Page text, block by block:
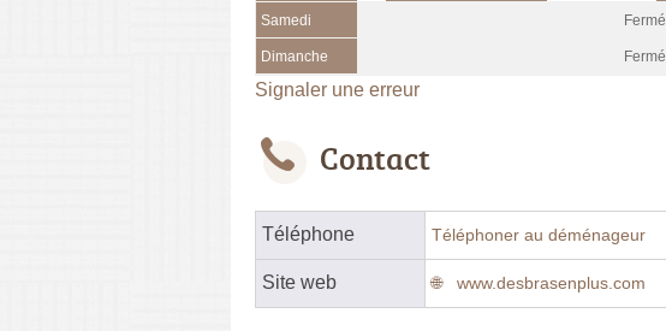
Samedi Fermé
Dimanche Fermé
Signaler une erreur
Contact
Téléphone Téléphoner au déménageur
Site web www.desbrasenplus.com